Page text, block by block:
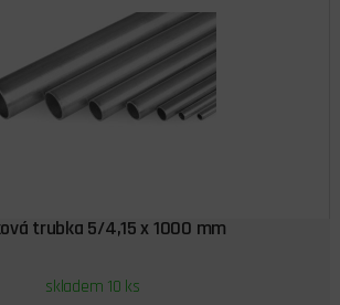
trubka 5/4,15 x 1000 mm
skladem 10 ks